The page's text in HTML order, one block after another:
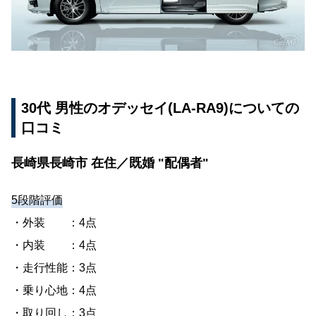
コミ
埼玉県比企郡鳩山町 在住／未婚 "単身"
大分県臼杵市 在住／未婚 "単身"
40代 男性のオデッセイ(DBA-RB4)についての口
30代 男性のオデッセイ(ABA-RB1)についての口
コミ
長野県長野市 在住／未婚 "単身"
30代 男性のオデッセイ(LA-RA9)についての
口コミ
長崎県長崎市 在住／既婚 "配偶者"
5段階評価
・外装 ：4点
・内装 ：4点
・走行性能：3点
・乗り心地：4点
・取り回し：3点